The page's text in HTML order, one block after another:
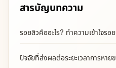
สารบัญบทความ
รอยสิวคืออะไร? ทำความเข้าใจร
ปัจจัยที่ส่งผลต่อระยะเวลาการหาย